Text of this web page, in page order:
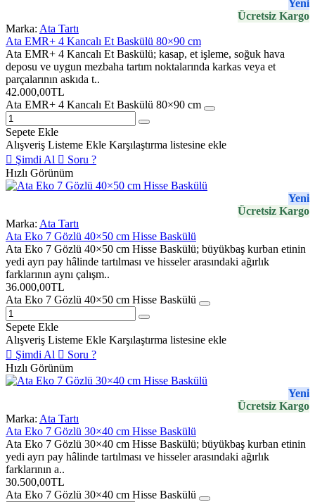
Nominal Çıkış
Önerilen Besleme
Gerilimi
5–12 V DC
Maksimum Besleme
Gerilimi
Çıkış Direnci 350 ± 3,5 Ω
Load Cell Kablosu Her load cell üzerinde 3 metre
Toplama Kutusu
6 haneli, 22 mm rakam yüksekliğine sahip
Tartım
Fonksiyonları
Dara, tam kapasite dara, basit sayım ve hızlı
tartım
İndikatör Uyarıları
Otomatik Kapanma 10 dakika
Elektronik Sistem
Akü
Adaptör 9–12 V DC, 1 A
Süresi
Tek şarjla yaklaşık 60 saat; kullanım
Onay / Kullanım
Durumu
Standart model CE belgeli ve OIML
onaysızdır; M onaylı konfigürasyon siparişe
Opsiyonel
RS232, kablolu veya kablosuz harici gösterge
Yeni
Ücretsiz Kargo
Marka: Ata Tartı
Ata EMR+ 4 Kancalı Et Baskülü 80×90 cm
Ata EMR+ 4 Kancalı Et Baskülü; kasap, et işleme, soğuk hava
deposu ve uygun mezbaha tartım noktalarında karkas veya et
parçalarının askıda t..
42.000,00TL
Ata EMR+ 4 Kancalı Et Baskülü 80×90 cm
Sepete Ekle
Alışveriş Listeme Ekle Karşılaştırma listesine ekle
Şimdi Al
Soru ?
Hızlı Görünüm
Yeni
Ücretsiz Kargo
Marka: Ata Tartı
Ata Eko 7 Gözlü 40×50 cm Hisse Baskülü
Ata Eko 7 Gözlü 40×50 cm Hisse Baskülü; büyükbaş kurban etinin
yedi ayrı pay hâlinde tartılması ve hisseler arasındaki ağırlık
farklarının aynı çalışm..
36.000,00TL
Ata Eko 7 Gözlü 40×50 cm Hisse Baskülü
Sepete Ekle
Alışveriş Listeme Ekle Karşılaştırma listesine ekle
Şimdi Al
Soru ?
Hızlı Görünüm
Yeni
Ücretsiz Kargo
Marka: Ata Tartı
Ata Eko 7 Gözlü 30×40 cm Hisse Baskülü
Ata Eko 7 Gözlü 30×40 cm Hisse Baskülü; büyükbaş kurban etinin
yedi ayrı pay hâlinde tartılması ve hisseler arasındaki ağırlık
farklarının a..
30.500,00TL
Ata Eko 7 Gözlü 30×40 cm Hisse Baskülü